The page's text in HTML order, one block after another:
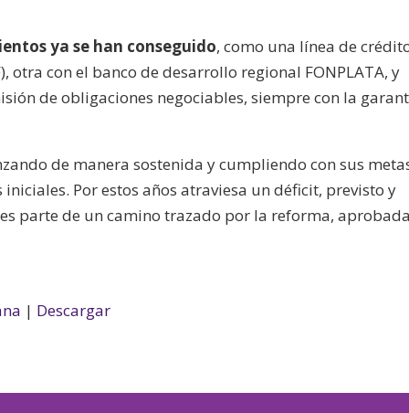
ya se han conseguido, como una línea de
otra con el banco de desarrollo regional FONPLATA, y
de obligaciones negociables, siempre con la
de manera sostenida y cumpliendo con sus
Por estos años atraviesa un déficit, previsto y
parte de un camino trazado por la reforma,
| Descargar